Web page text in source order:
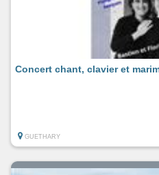
Concert chant, clavier et
GUETHARY